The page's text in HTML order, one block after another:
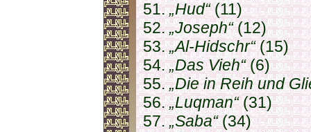
51.„Hud“(11)
52.„Joseph“(12)
53.„Al-Hidschr“(15)
54.„Das Vieh“(6)
55.„Die in Reih und
56.„Luqman“(31)
57.„Saba“(34)